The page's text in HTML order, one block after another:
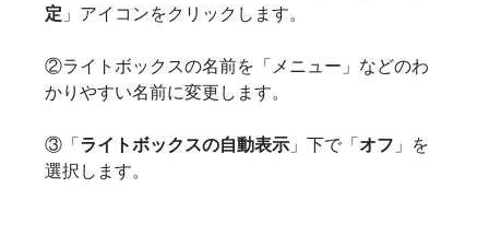
定 」アイコンをクリックします。
②ライトボックスの名前を「メニュー」などのわ
かりやすい名前に変更します。
③「ライトボックスの自動表示」下で「オフ 」を
選択します。